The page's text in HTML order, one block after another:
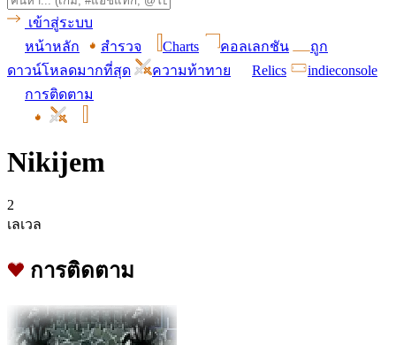
เข้าสู่ระบบ
หน้าหลัก
สำรวจ Charts คอลเลกชัน
ถูก
ดาวน์โหลดมากที่สุด
ความท้าทาย Relics
indieconsole
การติดตาม
Nikijem
2
เลเวล
การติดตาม